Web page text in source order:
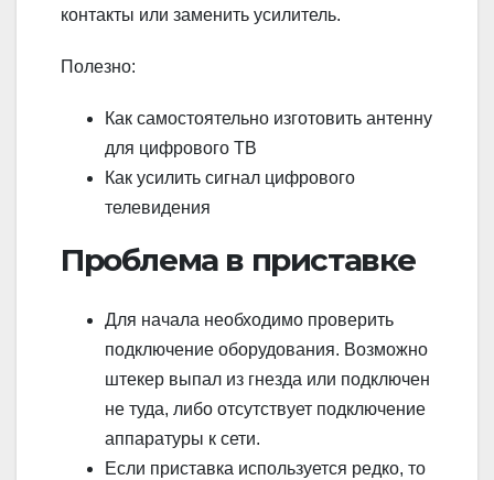
контакты или заменить усилитель.
Полезно:
Как самостоятельно изготовить антенну
для цифрового ТВ
Как усилить сигнал цифрового
телевидения
Проблема в приставке
Для начала необходимо проверить
подключение оборудования. Возможно
штекер выпал из гнезда или подключен
не туда, либо отсутствует подключение
аппаратуры к сети.
Если приставка используется редко, то